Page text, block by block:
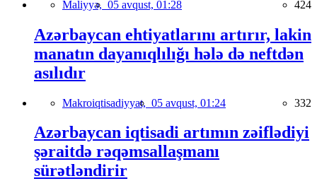
Maliyyə, 05 avqust, 01:28 424
Azərbaycan ehtiyatlarını artırır, lakin
manatın dayanıqlılığı hələ də neftdən
asılıdır
Makroiqtisadiyyat, 05 avqust, 01:24 332
Azərbaycan iqtisadi artımın zəiflədiyi
şəraitdə rəqəmsallaşmanı
sürətləndirir